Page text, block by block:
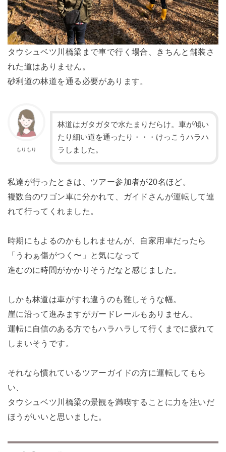
タウシュベツ川橋梁まで車で行く場合、きちんと舗装さ
れた道はありません。
砂利道の林道を通る必要があります。
もりもり
林道はガタガタで水たまりだらけ。車が傾い
たり細い道を通ったり・・・けっこうハラハ
ラしました。
私達が行ったときは、ツアー参加者が20名ほど。
複数台のワゴン車に分かれて、ガイドさんが運転して連
れて行ってくれました。
時期にもよるのかもしれませんが、自家用車だったら
「うわぁ傷がつく〜」と気になって
進むのに時間がかかりそうだなと感じました。
しかも林道は車がすれ違うのも難しそうな幅。
崖に沿って進みますがガードレールもありません。
運転に自信のある方でもハラハラして行くまでに疲れて
しまいそうです。
それなら慣れているツアーガイドの方に運転してもら
い、
タウシュベツ川橋梁の景観を満喫することに力を注いだ
ほうがいいと思いました。